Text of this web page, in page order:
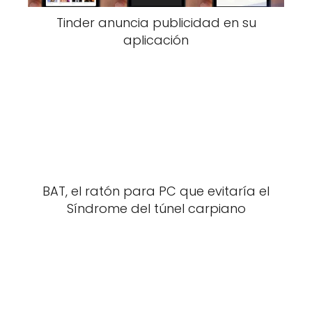
Tinder anuncia publicidad en su
aplicación
BAT, el ratón para PC que evitaría el
Síndrome del túnel carpiano